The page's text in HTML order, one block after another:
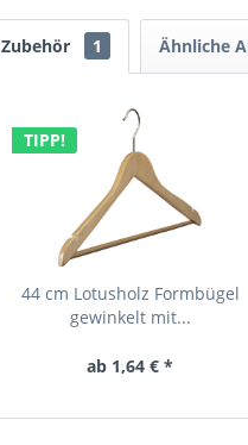
Zubehör 1 Ähnliche
TIPP!
44 cm Lotusholz Formbügel
gewinkelt mit...
ab 1,64 € *